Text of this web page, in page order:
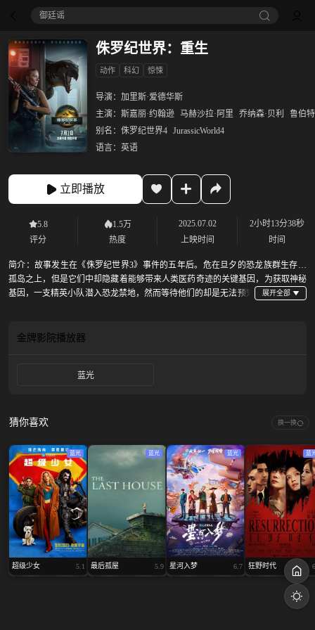
御廷谣‎
侏罗纪世界：重生
动作 科幻 惊悚
导演： 加里斯·爱德华斯
主演： 斯嘉丽·约翰逊 马赫沙拉·阿里 乔纳森·贝利
鲁伯
别名： 侏罗纪世界4 JurassicWorld4
语言： 英语
立即播放
5.8
评分
1.5万
热度
2025.07.02
上映时间
2小时13分38秒
时间
简介： 故事发生在《侏罗纪世界3》事件的五年后。危在旦夕的恐龙族群生存于
孤岛之上，但是它们中却隐藏着能够带来人类医药奇迹的关键基因，为获取神秘
基因，一支精英小队潜入恐龙禁地，然而等待他们的却是无法预知
金牌影院播放器
蓝光
猜你喜欢 换一换
蓝光
超级少女 5.1
蓝光
最后孤屋 5.9
蓝光
星河入梦 6.7
蓝
狂野时代